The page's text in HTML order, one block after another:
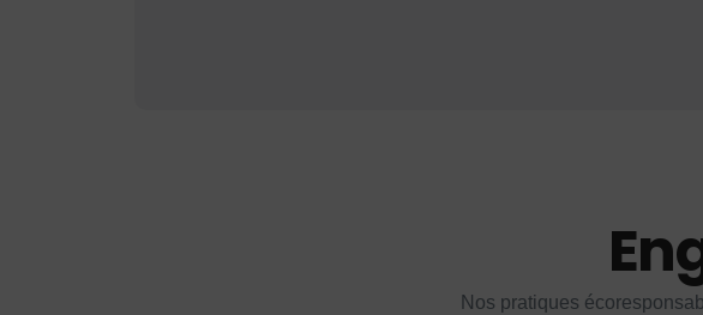
Nos pratiques